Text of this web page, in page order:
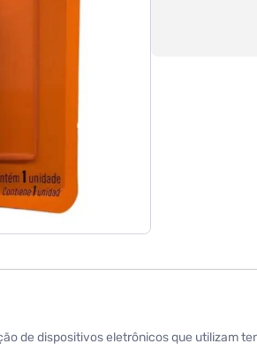
de dispositivos eletrônicos que utilizam